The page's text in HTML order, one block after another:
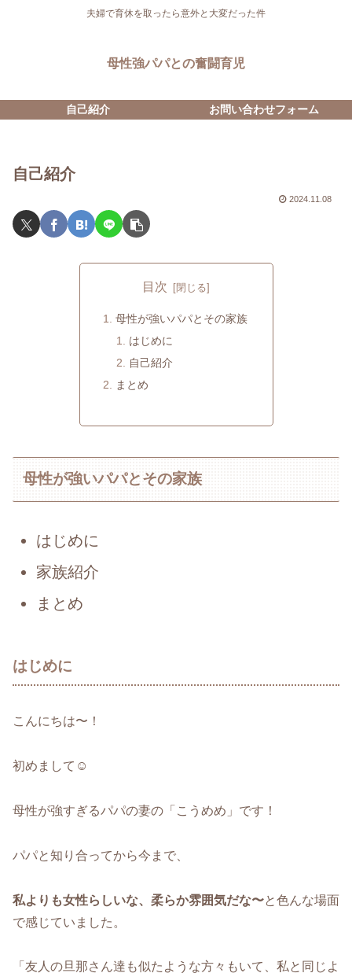
夫婦で育休を取ったら意外と大変だった件
母性強パパとの奮闘育児
自己紹介 お問い合わせフォーム
自己紹介
2024.11.08
目次
母性が強いパパとその家族
はじめに
自己紹介
まとめ
母性が強いパパとその家族
はじめに
家族紹介
まとめ
はじめに
こんにちは〜！
初めまして☺️
母性が強すぎるパパの妻の「こうめめ」です！
パパと知り合ってから今まで、
私よりも女性らしいな、柔らか雰囲気だな〜と色んな場面
で感じていました。
「友人の旦那さん達も似たような方々もいて、私と同じよ